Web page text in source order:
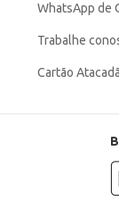
WhatsApp de
Trabalhe
Cartão